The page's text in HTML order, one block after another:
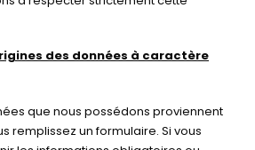
des données à caractère
que nous possédons proviennent
remplissez un formulaire. Si vous